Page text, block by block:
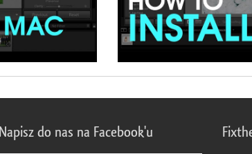
Napisz do nas na Facebook'u